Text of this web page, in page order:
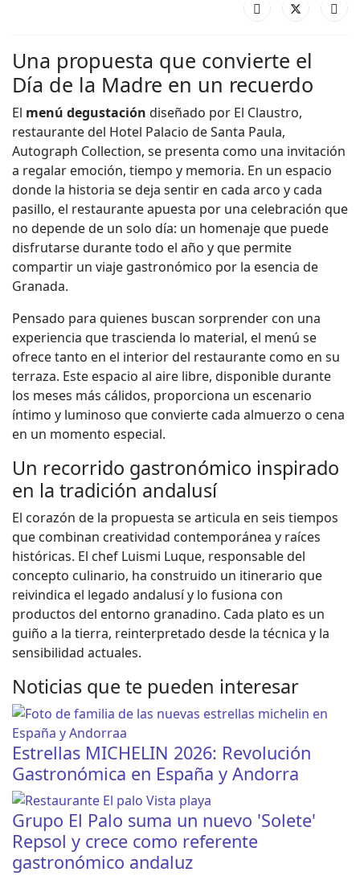
Una propuesta que convierte el
Día de la Madre en un recuerdo
El menú degustación diseñado por El Claustro,
restaurante del Hotel Palacio de Santa Paula,
Autograph Collection, se presenta como una invitación
a regalar emoción, tiempo y memoria. En un espacio
donde la historia se deja sentir en cada arco y cada
pasillo, el restaurante apuesta por una celebración que
no depende de un solo día: un homenaje que puede
disfrutarse durante todo el año y que permite
compartir un viaje gastronómico por la esencia de
Granada.
Pensado para quienes buscan sorprender con una
experiencia que trascienda lo material, el menú se
ofrece tanto en el interior del restaurante como en su
terraza. Este espacio al aire libre, disponible durante
los meses más cálidos, proporciona un escenario
íntimo y luminoso que convierte cada almuerzo o cena
en un momento especial.
Un recorrido gastronómico inspirado
en la tradición andalusí
El corazón de la propuesta se articula en seis tiempos
que combinan creatividad contemporánea y raíces
históricas. El chef Luismi Luque, responsable del
concepto culinario, ha construido un itinerario que
reivindica el legado andalusí y lo fusiona con
productos del entorno granadino. Cada plato es un
guiño a la tierra, reinterpretado desde la técnica y la
sensibilidad actuales.
Noticias que te pueden interesar
Estrellas MICHELIN 2026: Revolución
Gastronómica en España y Andorra
Grupo El Palo suma un nuevo 'Solete'
Repsol y crece como referente
gastronómico andaluz